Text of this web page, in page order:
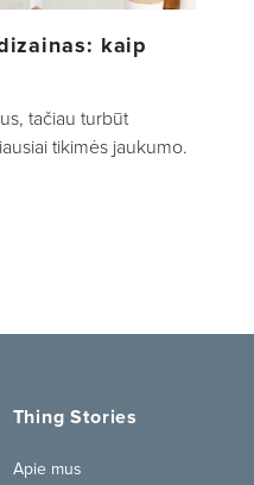
kaip
tačiau turbūt
tikimės jaukumo.
Thing Stories
Apie mus